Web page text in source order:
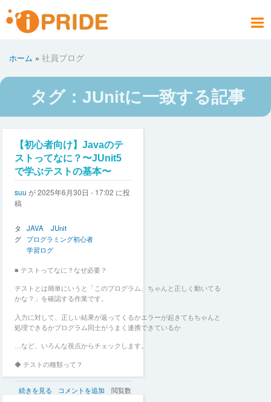
ツ
ュ
ーン
ホーム 社員ブログ
タグ：JUnitに一致する記事
【初心者向け】Javaのテ
ストってなに？〜JUnit5
で学ぶテストの基本〜
suu が2025年6月30日 - 17:02 に投
稿
タ
グ
JAVA
JUnit
プログラミング初心者
学習ログ
■ テストってなに？なぜ必要？
テストとは簡単にいうと「このプログラム、ちゃんと正しく動いてる
かな？」を確認する作業です。
入力に対して、正しい結果が返ってくるかエラーが起きてもちゃんと
処理できるかプログラム同士がうまく連携できているか
…など、いろんな視点からチェックします。
◆ テストの種類って？
実際の開発では、いくつかの段階に分けてテストを行います。
【初
続きを見る コメントを追加
閲覧数